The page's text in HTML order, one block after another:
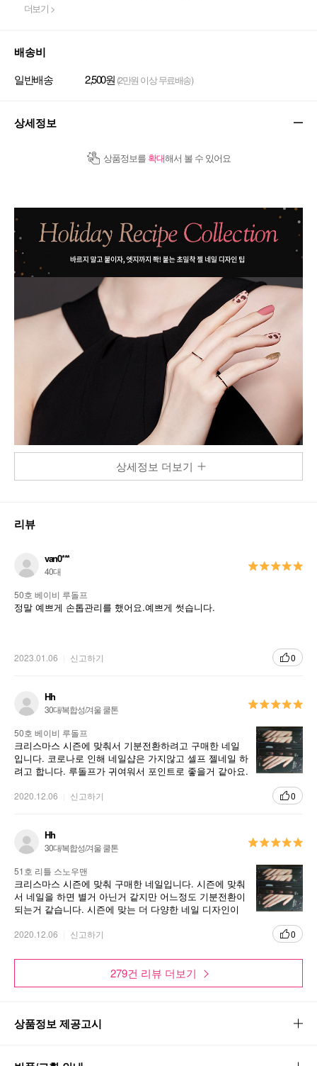
더보기 >
배송비
일반배송 2,500원 (2만원 이상 무료배송)
상세정보
상품정보를 확대해서 볼 수 있어요
상세정보 더보기
리뷰
van0***
40대
50호 베이비 루돌프
정말 예쁘게 손톱관리를 했어요.예쁘게 썻습니다.
2023.01.06 신고하기 0
Hh
30대/복합성/겨울 쿨톤
50호 베이비 루돌프
크리스마스 시즌에 맞춰서 기분전환하려고 구매한 네일
입니다. 코로나로 인해 네일샵은 가지않고 셀프 젤네일 하
려고 합니다. 루돌프가 귀여워서 포인트로 좋을거 같아요.
2020.12.06 신고하기 0
Hh
30대/복합성/겨울 쿨톤
51호 리틀 스노우맨
크리스마스 시즌에 맞춰 구매한 네일입니다. 시즌에 맞춰
서 네일을 하면 별거 아닌거 같지만 어느정도 기분전환이
되는거 같습니다. 시즌에 맞는 더 다양한 네일 디자인이
2020.12.06 신고하기 0
279건 리뷰 더보기
상품정보 제공고시